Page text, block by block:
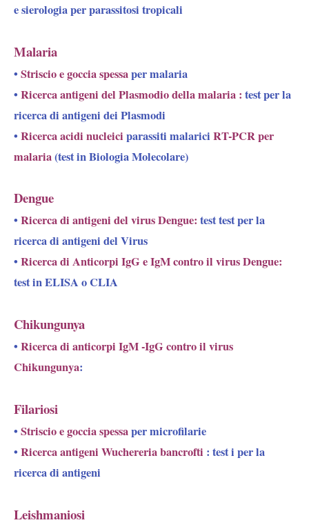
e sierologia per parassitosi tropicali
Malaria
• Striscio e goccia spessaper malaria
• Ricerca antigeni del Plasmodio della malaria : test per la
ricerca di antigeni dei Plasmodi
• Ricerca acidi nucleici parassiti malarici RT-PCR per
malaria(test in Biologia Molecolare)
Dengue
• Ricerca di antigeni del virus Dengue: test test per la
ricerca di antigeni del Virus
• Ricerca di Anticorpi IgG e IgM contro il virus Dengue:
test in ELISA o CLIA
Chikungunya
• Ricerca di anticorpi IgM -IgG contro il virus
Chikungunya:
Filariosi
• Striscio e goccia spessaper microfilarie
• Ricerca antigeni Wuchereria bancrofti : test i per la
ricerca di antigeni
Leishmaniosi